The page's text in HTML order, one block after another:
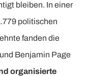
bleiben. In einer
politischen
fanden die
Benjamin Page
organisierte